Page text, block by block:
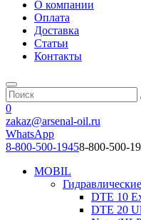
О компании
Оплата
Доставка
Статьи
Контакты
0
zakaz@arsenal-oil.ru
WhatsApp
8-800-500-19458-800-500-
MOBIL
Гидравлические
DTE 10
DTE 20